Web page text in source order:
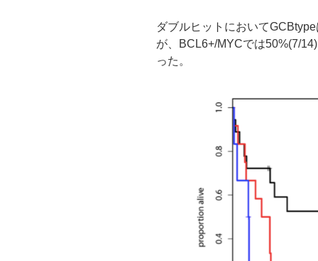
ダブルヒットにおいて
が、BCL6+/MYCでは50%(7/
った。